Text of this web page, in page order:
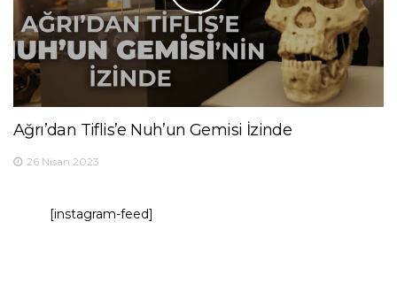
Ağrı’dan Tiflis’e Nuh’un Gemisi İzinde
26 Nisan 2023
[instagram-feed]